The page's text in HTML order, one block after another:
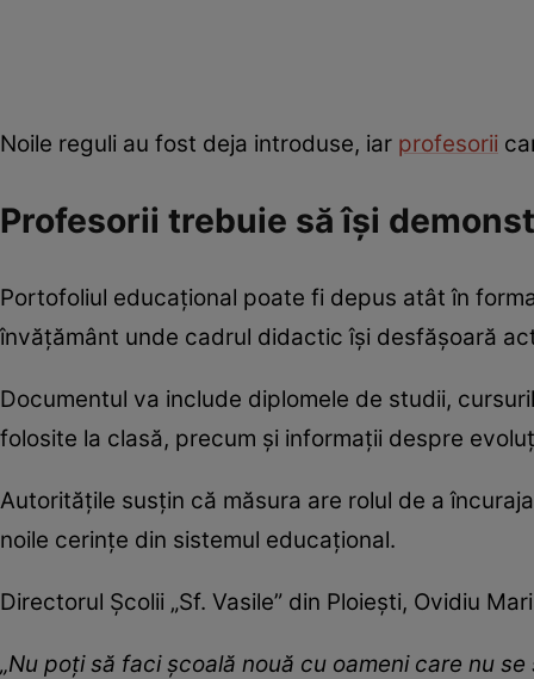
Noile reguli au fost deja introduse, iar profesorii
Profesorii trebuie să își
Portofoliul educațional poate fi depus atât în
învățământ unde cadrul didactic își desfășoară
Documentul va include diplomele de studii,
folosite la clasă, precum și informații despre
Autoritățile susțin că măsura are rolul de a
noile cerințe din sistemul educațional.
Directorul Școlii „Sf. Vasile” din Ploiești, Ovidiu
„Nu poţi să faci şcoală nouă cu oameni care nu